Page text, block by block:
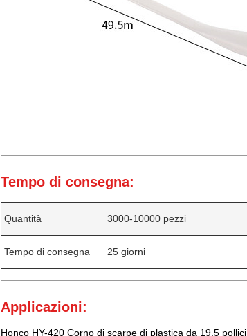
Tempo di consegna:
Quantità 3000-10000 pezzi
Tempo di consegna 25 giorni
Applicazioni:
Honco HY-420 Corno di scarpe di plastica da 19,5 pollici